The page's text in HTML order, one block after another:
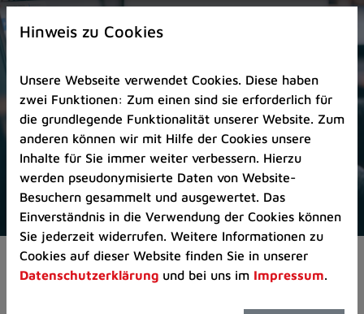
Zur
Startseite
Zum
Seitenanfang
springen
(Schnelltaste
A)
Zur
Navigation/Menü
springen
(Schnelltaste
M)
Zur
Pressemeldungen
Hinweis zu Cookies
Unsere Webseite verwendet Cookies. Diese haben
zwei Funktionen: Zum einen sind sie erforderlich für
die grundlegende Funktionalität unserer Website. Zum
anderen können wir mit Hilfe der Cookies unsere
Inhalte für Sie immer weiter verbessern. Hierzu
werden pseudonymisierte Daten von Website-
Besuchern gesammelt und ausgewertet. Das
Einverständnis in die Verwendung der Cookies können
Sie jederzeit widerrufen. Weitere Informationen zu
Cookies auf dieser Website finden Sie in unserer
Datenschutzerklärung und bei uns im Impressum.